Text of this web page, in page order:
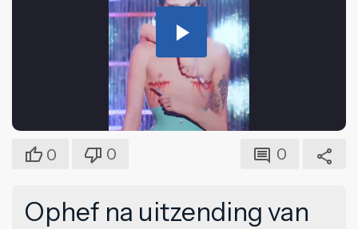
Play
Video
0 0 0
Ophef na uitzending van